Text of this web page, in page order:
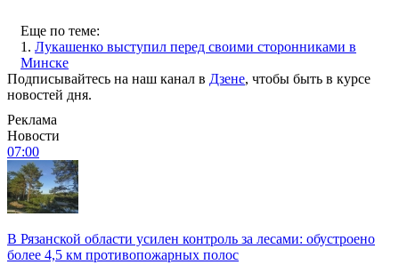
Еще по теме:
1. Лукашенко выступил перед своими сторонниками в
Минске
Подписывайтесь на наш канал в Дзене, чтобы быть в курсе
новостей дня.
Реклама
Новости
07:00
В Рязанской области усилен контроль за лесами: обустроено
более 4,5 км противопожарных полос